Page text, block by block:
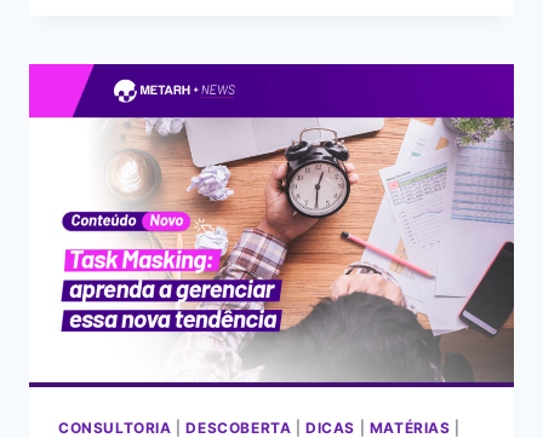
CONSULTORIA |DESCOBERTA |DICAS MATÉRIAS